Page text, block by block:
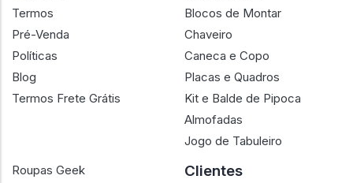
Termos
Pré-Venda
Políticas
Blog
Termos Frete Grátis
Blocos de Montar
Chaveiro
Caneca e Copo
Placas e Quadros
Kit e Balde de Pipoca
Almofadas
Jogo de Tabuleiro
Roupas Geek
Clientes